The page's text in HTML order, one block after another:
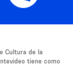
Cultura de la
tiene como